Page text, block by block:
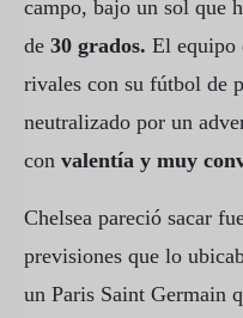
campo, bajo un sol que
de 30 grados. El equipo
rivales con su fútbol de
neutralizado por un
con valentía y muy
Chelsea pareció sacar
previsiones que lo
un Paris Saint Germain